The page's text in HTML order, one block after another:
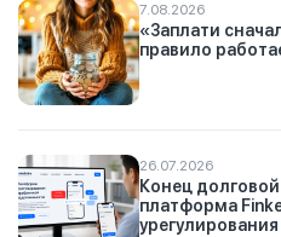
7.08.2026
«Заплати
правило
26.07.2026
Конец
платформа